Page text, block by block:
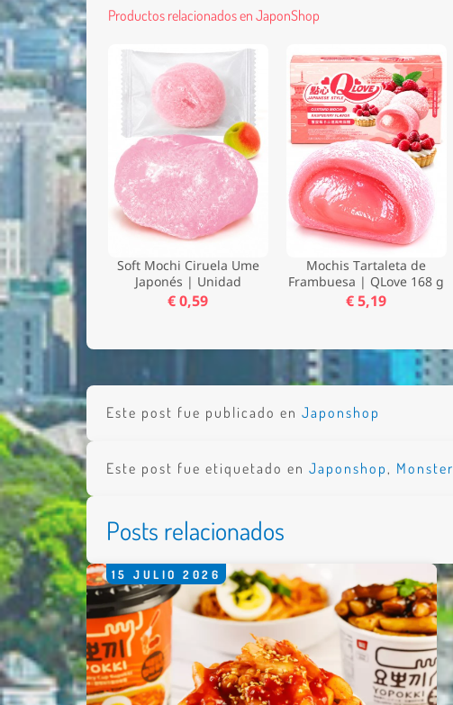
Productos relacionados en JaponShop
Soft Mochi Ciruela Ume
Japonés | Unidad
€ 0,59
Mochis Tartaleta de
Frambuesa | QLove 168 g
€ 5,19
Este post fue publicado enJaponshop
Este post fue etiquetado enJaponshop , Monster
Posts relacionados
15 JULIO 2026
Nombre *
Comentario *